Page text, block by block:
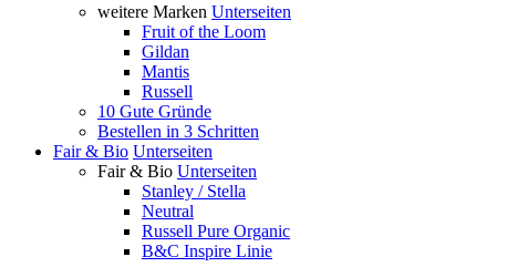
weitere Marken Unterseiten
Fruit of the Loom
Gildan
Mantis
Russell
10 Gute Gründe
Bestellen in 3 Schritten
Fair & Bio Unterseiten
Fair & Bio Unterseiten
Stanley / Stella
Neutral
Russell Pure Organic
B&C Inspire Linie